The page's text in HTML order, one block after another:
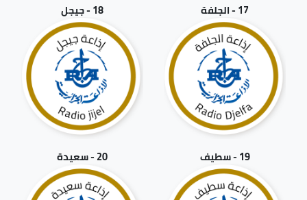
17 - الجلفة 18 - جيجل
19 - سطيف 20 - سعيدة